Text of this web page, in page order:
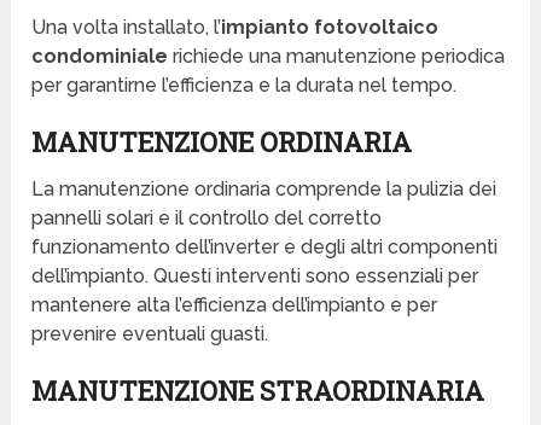
Una volta installato, l’impianto fotovoltaico
condominiale richiede una manutenzione periodica
per garantirne l’efficienza e la durata nel tempo.
MANUTENZIONE ORDINARIA
La manutenzione ordinaria comprende la pulizia dei
pannelli solari e il controllo del corretto
funzionamento dell’inverter e degli altri componenti
dell’impianto. Questi interventi sono essenziali per
mantenere alta l’efficienza dell’impianto e per
prevenire eventuali guasti.
MANUTENZIONE STRAORDINARIA